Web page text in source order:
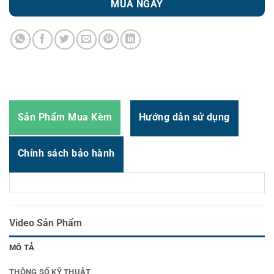
Zalo0987.919.040
Thời gian:Từ 8h-17h30 Thứ 2 đến Thứ 7
MUA NGAY
Sản Phẩm Mua Kèm Hướng dẫn sử dụng
Chính sách bảo hành
Video Sản Phẩm
MÔ TẢ
THÔNG SỐ KỸ THUẬT